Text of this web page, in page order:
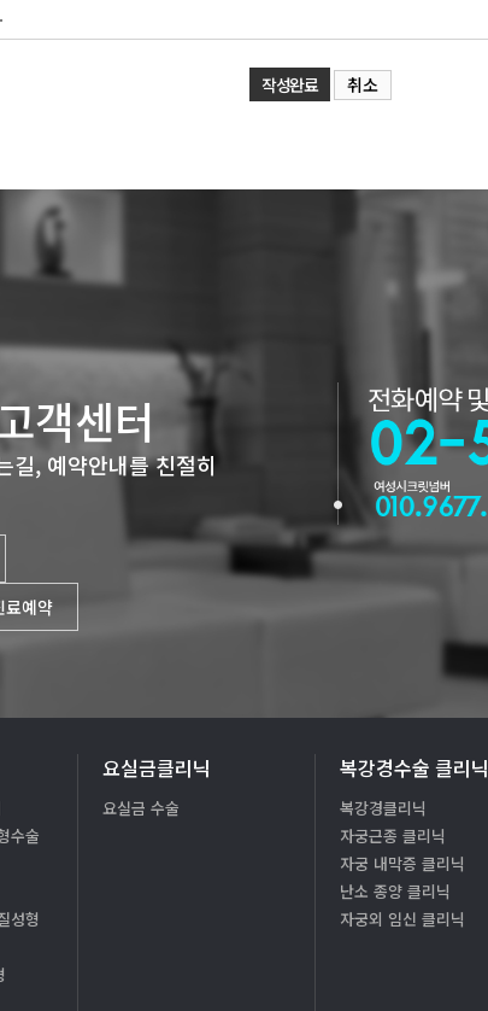
취소
객센터
길, 예약안내를 친절히
료예약
수술
성형
요실금클리닉
요실금 수술
복강경수술 클리닉
복강경클리닉
자궁근종 클리닉
자궁 내막증 클리닉
난소 종양 클리닉
자궁외 임신 클리닉